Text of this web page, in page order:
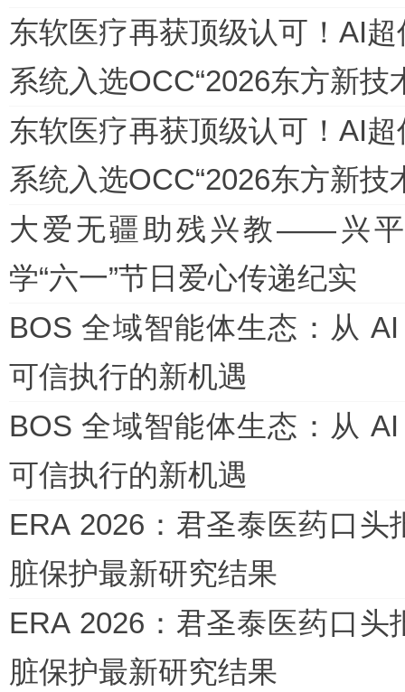
东软医疗再获顶级认可！AI
系统入选OCC“2026东方新技
东软医疗再获顶级认可！AI
系统入选OCC“2026东方新技
大爱无疆助残兴教——兴
学“六一”节日爱心传递纪实
BOS 全域智能体生态：从
可信执行的新机遇
BOS 全域智能体生态：从
可信执行的新机遇
ERA 2026：君圣泰医药口头
脏保护最新研究结果
ERA 2026：君圣泰医药口头
脏保护最新研究结果